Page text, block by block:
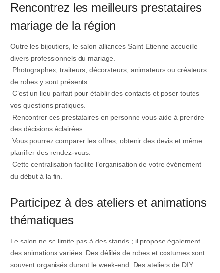
Rencontrez les meilleurs prestataires
mariage de la région
Outre les bijoutiers, le salon alliances Saint Etienne accueille
divers professionnels du mariage.
Photographes, traiteurs, décorateurs, animateurs ou créateurs
de robes y sont présents.
C’est un lieu parfait pour établir des contacts et poser toutes
vos questions pratiques.
Rencontrer ces prestataires en personne vous aide à prendre
des décisions éclairées.
Vous pourrez comparer les offres, obtenir des devis et même
planifier des rendez-vous.
Cette centralisation facilite l’organisation de votre événement
du début à la fin.
Participez à des ateliers et animations
thématiques
Le salon ne se limite pas à des stands ; il propose également
des animations variées. Des défilés de robes et costumes sont
souvent organisés durant le week-end. Des ateliers de DIY,